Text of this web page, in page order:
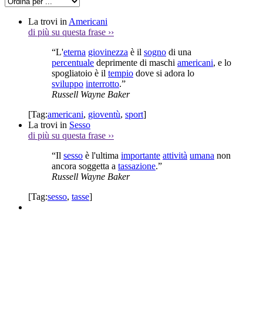
La trovi in Americani
di più su questa frase ››
“L'eterna giovinezza è il sogno di una
percentuale deprimente di maschi americani, e lo
spogliatoio è il tempio dove si adora lo
sviluppo interrotto.”
Russell Wayne Baker
[Tag:americani, gioventù, sport]
La trovi in Sesso
di più su questa frase ››
“Il sesso è l'ultima importante attività umana non
ancora soggetta a tassazione.”
Russell Wayne Baker
[Tag:sesso, tasse]